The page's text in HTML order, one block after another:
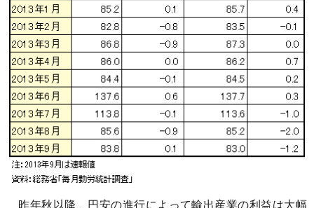
昨年秋以降、円安の進行によって輸出産業の利益は大幅